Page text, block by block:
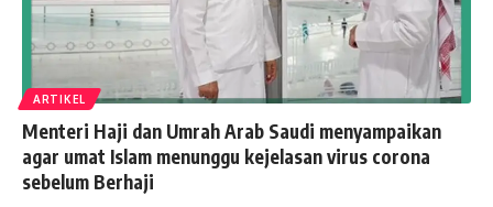
ARTIKEL
Menteri Haji dan Umrah Arab Saudi menyampaikan
agar umat Islam menunggu kejelasan virus corona
sebelum Berhaji